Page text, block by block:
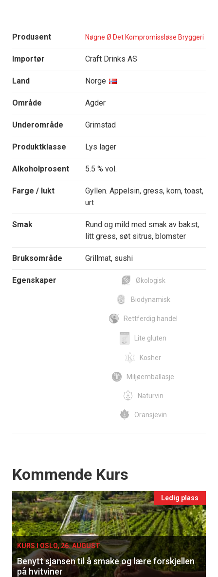
Produsent Nøgne Ø Det Kompromissløse Bryggeri
Importør Craft Drinks AS
Land Norge
Område Agder
Underområde Grimstad
Produktklasse Lys lager
Alkoholprosent 5.5 % vol.
Farge / lukt
Gyllen. Appelsin, gress, korn, toast,
urt
Smak
Rund og mild med smak av bakst,
litt gress, søt sitrus, blomster
Bruksområde Grillmat, sushi
Egenskaper Økologisk
Biodynamisk
Rettferdig handel
Lite gluten
Kosher
Miljøemballasje
Naturvin
Oransjevin
Events
Kommende Kurs
Ledig plass
KURS I OSLO, 26. AUGUST
Benytt sjansen til å smake og lære forskjellen
på hvitviner